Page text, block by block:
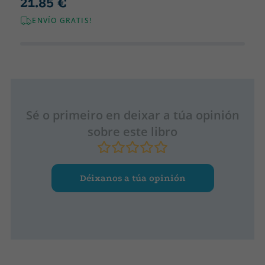
ENVÍO GRATIS!
Sé o primeiro en deixar a túa opinión
sobre este libro
Déixanos a túa opinión